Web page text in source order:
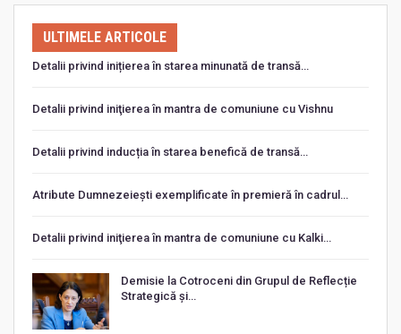
ULTIMELE ARTICOLE
Detalii privind inițierea în starea minunată de transă…
Detalii privind iniţierea în mantra de comuniune cu Vishnu
Detalii privind inducția în starea benefică de transă…
Atribute Dumnezeiești exemplificate în premieră în cadrul…
Detalii privind iniţierea în mantra de comuniune cu Kalki…
Demisie la Cotroceni din Grupul de Reflecție
Strategică și…